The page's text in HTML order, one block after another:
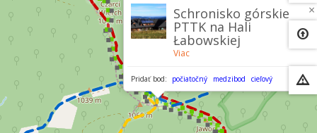
×
Schronisko górskie
PTTK na Hali
Łabowskiej
Viac
Pridať bod: počiatočný medzibod cieľový